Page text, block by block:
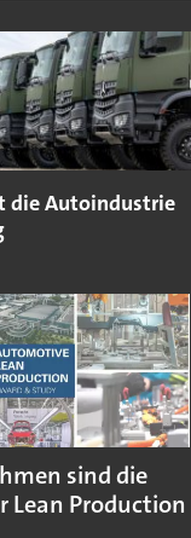
die Autoindustrie
sind die
Lean Production